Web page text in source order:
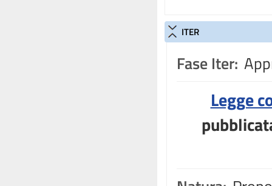
ITER
Fase Iter:
Legge